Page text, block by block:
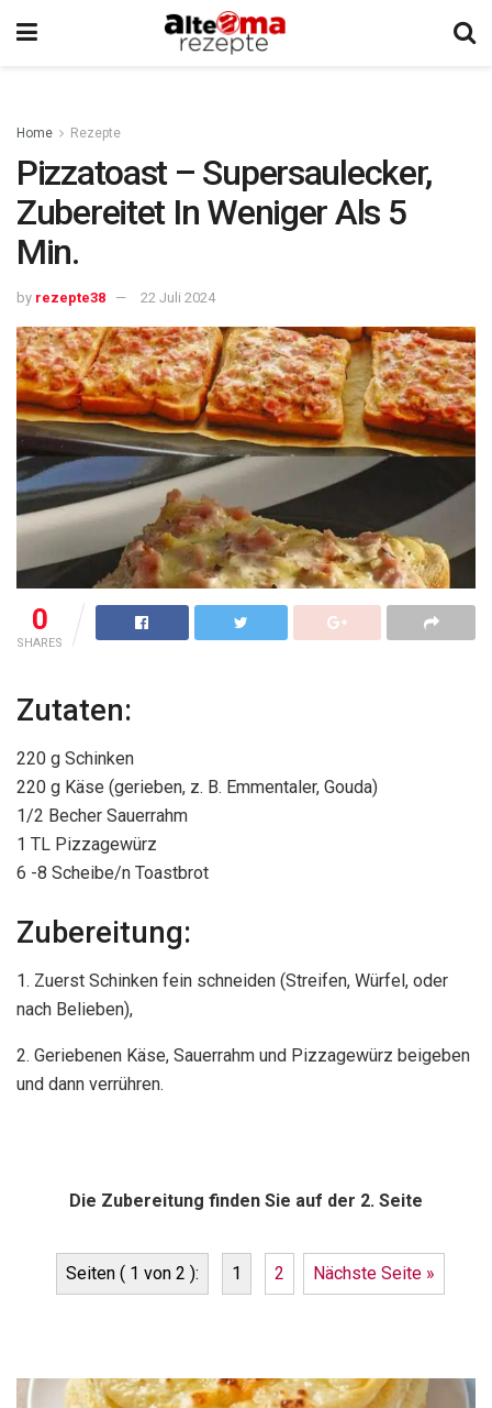
Home Rezepte
Pizzatoast – Supersaulecker,
Zubereitet In Weniger Als 5
Min.
by rezepte38 22 Juli 2024
0
SHARES
Zutaten:
220 g Schinken
220 g Käse (gerieben, z. B. Emmentaler, Gouda)
1/2 Becher Sauerrahm
1 TL Pizzagewürz
6 -8 Scheibe/n Toastbrot
Zubereitung:
1. Zuerst Schinken fein schneiden (Streifen, Würfel, oder
nach Belieben),
2. Geriebenen Käse, Sauerrahm und Pizzagewürz beigeben
und dann verrühren.
Die Zubereitung finden Sie auf der 2. Seite
Seiten ( 1 von 2 ): 1 2 Nächste Seite »